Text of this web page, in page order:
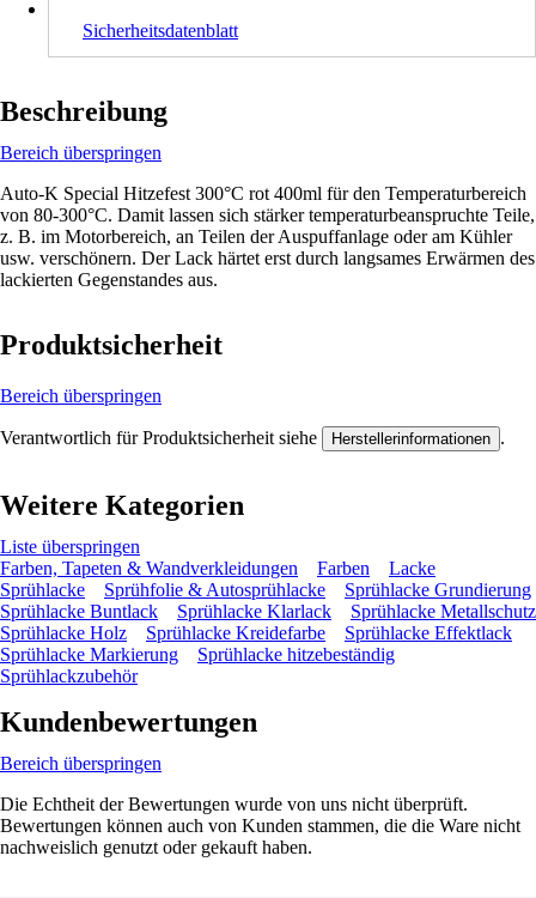
Sicherheitsdatenblatt
Beschreibung
Bereich überspringen
Auto-K Special Hitzefest 300°C rot 400ml für den Temperaturbereich
von 80-300°C. Damit lassen sich stärker temperaturbeanspruchte Teile,
z. B. im Motorbereich, an Teilen der Auspuffanlage oder am Kühler
usw. verschönern. Der Lack härtet erst durch langsames Erwärmen des
lackierten Gegenstandes aus.
Produktsicherheit
Bereich überspringen
Verantwortlich für Produktsicherheit siehe Herstellerinformationen .
Weitere Kategorien
Liste überspringen
Farben, Tapeten & Wandverkleidungen
Farben
Lacke
Sprühlacke
Sprühfolie & Autosprühlacke
Sprühlacke Grundierung
Sprühlacke Buntlack
Sprühlacke Klarlack
Sprühlacke Metallschutz
Sprühlacke Holz
Sprühlacke Kreidefarbe
Sprühlacke Effektlack
Sprühlacke Markierung
Sprühlacke hitzebeständig
Sprühlackzubehör
Kundenbewertungen
Bereich überspringen
Die Echtheit der Bewertungen wurde von uns nicht überprüft.
Bewertungen können auch von Kunden stammen, die die Ware nicht
nachweislich genutzt oder gekauft haben.